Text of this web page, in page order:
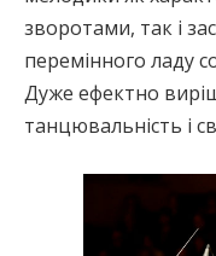
зворотами, так і
перемінного ладу
Дуже ефектно
танцювальність і